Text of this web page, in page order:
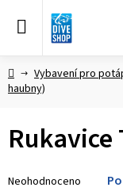
DomůVybavení pro
haubny)
Rukavice
hodnocení
Neohodnoceno